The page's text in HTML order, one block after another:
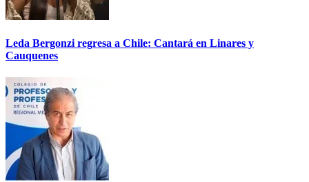
Leda Bergonzi regresa a Chile: Cantará en Linares y
Cauquenes